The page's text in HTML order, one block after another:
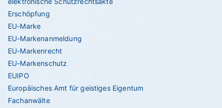
Erschöpfung
EU-Marke
EU-Markenanmeldung
EU-Markenrecht
EU-Markenschutz
EUIPO
Europäisches Amt für geistiges Eigentum
Fachanwälte